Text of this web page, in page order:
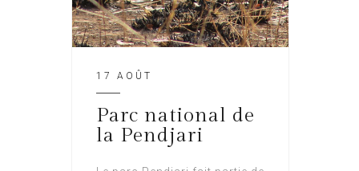
17 AOÛT
Parc national de
la Pendjari